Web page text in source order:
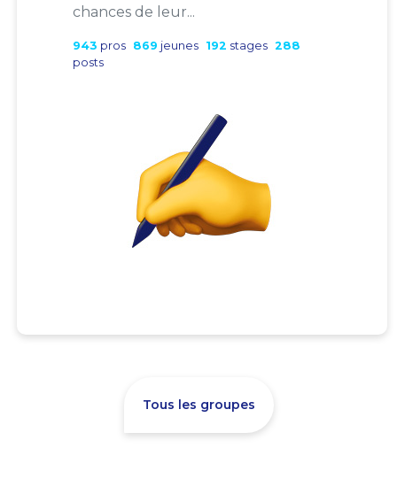
chances de leur...
943 pros 869 jeunes 192 stages 288
posts
Tous les groupes